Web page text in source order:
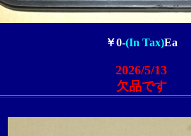
￥0-(In Tax)Ea
2026/5/13
欠品です